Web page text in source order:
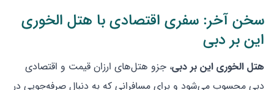
سخن آخر: سفری اقتصادی با هتل الخوری
این بر دبی
هتل الخوری این بر دبی، جزو هتل‌های ارزان ‌قیمت و اقتصادی
دبی محسوب می‌شود و برای مسافرانی که به دنبال صرفه‌جویی در